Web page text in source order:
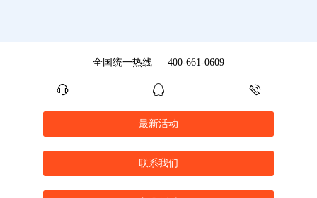
全国统一热线 400-661-0609
最新活动
联系我们